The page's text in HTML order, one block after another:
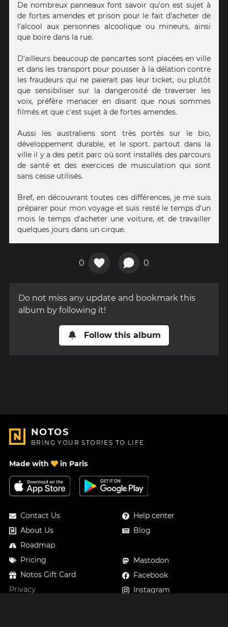
De nombreux panneaux font savoir qu'on est sujet à
de fortes amendes et prison pour le fait d'acheter de
l'alcool aux personnes alcoolique ou mineurs, ainsi
que boire dans la rue.
D'ailleurs beaucoup de pancartes sont placées en ville
et dans les transport pour pousser à la délation contre
les fraudeurs qui ne paierait pas leur ticket, ou plutôt
que sensibiliser sur la dangerosité de traverser les
voix, préfère menacer en disant que nous sommes
filmés et que c'est sujet à de fortes amendes.
Aussi les australiens sont très portés sur le bio,
développement durable, et le sport. partout dans la
ville il y a des petit parc où sont installés des parcours
de santé et des exercices de musculation qui sont
sans cesse utilisés.
Bref, en découvrant toutes ces différences, je me suis
préparer pour mon voyage et suis resté le temps d'un
mois le temps d'acheter une voiture, et de travailler
quelques jours dans un cirque.
0 0
Do not miss any update and bookmark this
album by following it!
Follow this album
NOTOS
BRING YOUR STORIES TO LIFE
Made with in Paris
Contact Us
About Us
Roadmap
Pricing
Notos Gift Card
Privacy
Help center
Blog
Mastodon
Facebook
Instagram